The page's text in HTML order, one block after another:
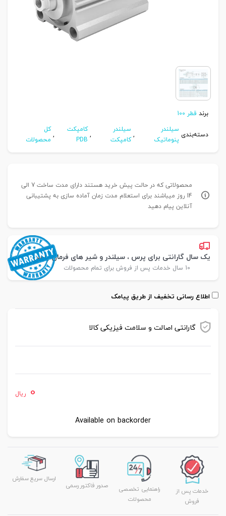
برند قطر 100
دسته‌بندی سیلندر
پنوماتیک
, سیلندر
کامپکت
,کامپکت
PDB
,کل
محصولات
محصولاتی که در حالت پیش خرید هستند دارای مدت ساخت 7 الی
14 روز میباشند برای استعلام مدت زمان آماده سازی به پشتیبانی
آنلاین پیام دهید
یک سال گارانتی برای پرس ، سیلندر و شیر های فرمان پارس
10 سال خدمات پس از فروش برای تمام محصولات
اطلاع رسانی تخفیف از طریق پیامک
گارانتی اصالت و سلامت فیزیکی کالا
0 ریال
Available on backorder
خدمات پس از
فروش
راهنمایی تخصصی
محصولات
صدور فاکتور رسمی
ارسال سریع سفارش